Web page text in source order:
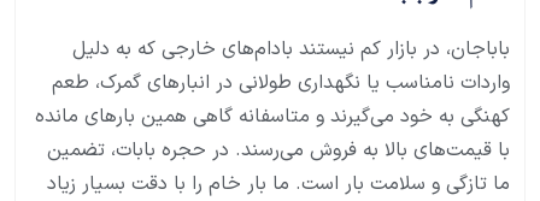
باباجان، در بازار کم نیستند بادام‌های خارجی که به دلیل
واردات نامناسب یا نگهداری طولانی در انبارهای گمرک، طعم
کهنگی به خود می‌گیرند و متاسفانه گاهی همین بارهای مانده
با قیمت‌های بالا به فروش می‌رسند. در حجره بابات، تضمین
ما تازگی و سلامت بار است. ما بار خام را با دقت بسیار زیاد